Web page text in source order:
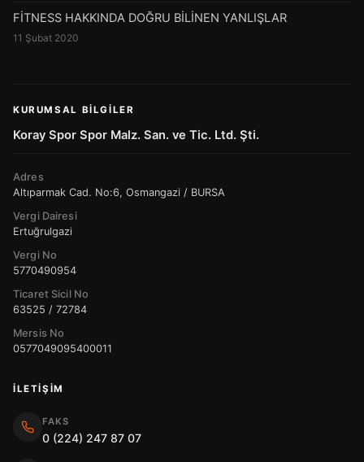
FİTNESS HAKKINDA DOĞRU BİLİNEN YANLIŞLAR
11 Şubat 2020
KURUMSAL BILGILER
Koray Spor Spor Malz. San. ve Tic. Ltd. Şti.
Adres
Altıparmak Cad. No:6, Osmangazi / BURSA
Vergi Dairesi
Ertuğrulgazi
Vergi No
5770490954
Ticaret Sicil No
63525 / 72784
Mersis No
0577049095400011
İLETIŞIM
FAKS
0 (224) 247 87 07